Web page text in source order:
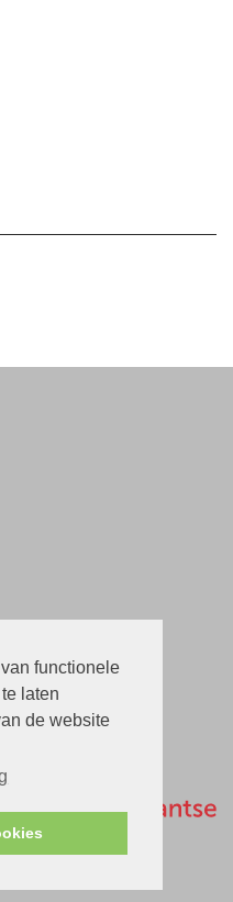
functionele
laten
de website